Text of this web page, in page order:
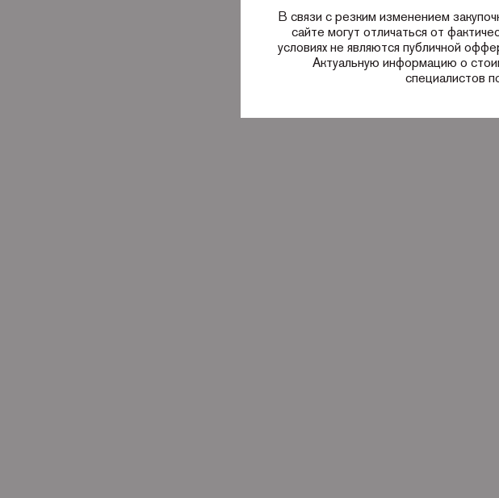
В связи с резким изменением
сайте могут отличаться от
условиях не являются публичной
Актуальную информацию о
специалистов